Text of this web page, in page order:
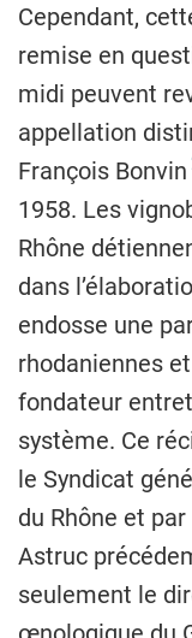
Cependant,
remise en
midi peuvent
appellation
François Bonvin
1958. Les
Rhône
dans
endosse une
rhodaniennes
fondateur
système. Ce
le Syndicat
du Rhône et
Astruc
seulement le